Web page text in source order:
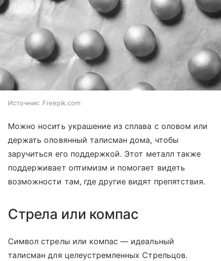
Источник: Freepik.com
Можно носить украшение из сплава с оловом или
держать оловянный талисман дома, чтобы
заручиться его поддержкой. Этот металл также
поддерживает оптимизм и помогает видеть
возможности там, где другие видят препятствия.
Стрела или компас
Символ стрелы или компас — идеальный
талисман для целеустремленных Стрельцов.